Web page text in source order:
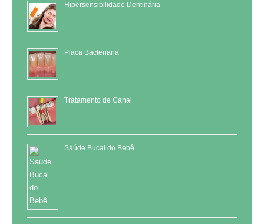
Hipersensibilidade Dentinária
Placa Bacteriana
Tratamento de Canal
Saúde Bucal do Bebê